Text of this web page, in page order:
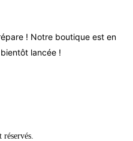
! Notre boutique est en
lancée !